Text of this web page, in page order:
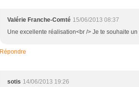
Valérie Franche-Comté 15/06/2013 08:37
Une excellente réalisation<br /> Je te souhaite un
Répondre
sotis 14/06/2013 19:26